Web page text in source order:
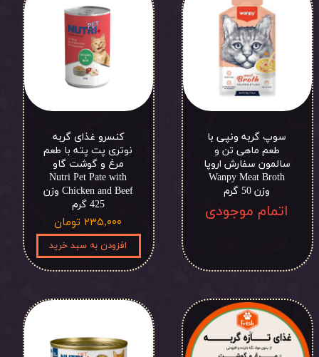
سوپ گربه ونپی با
طعم ماهی تن و
سالمون سفارش اروپا
Wanpy Meat Broth
وزن 50 گرم
اتمام موجودی
کنسرو غذای گربه
نوتری پت پته با طعم
مرغ و گوشت گاو
Nutri Pet Pate with
Chicken and Beef وزن
425 گرم
۲۳۵,۰۰۰ تومان
افزودن به سبد خرید